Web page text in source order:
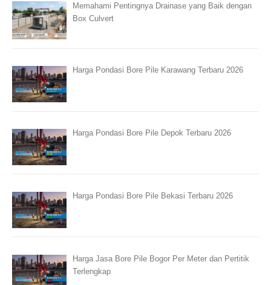
Memahami Pentingnya Drainase yang Baik dengan
Box Culvert
Harga Pondasi Bore Pile Karawang Terbaru 2026
Harga Pondasi Bore Pile Depok Terbaru 2026
Harga Pondasi Bore Pile Bekasi Terbaru 2026
Harga Jasa Bore Pile Bogor Per Meter dan Pertitik
Terlengkap